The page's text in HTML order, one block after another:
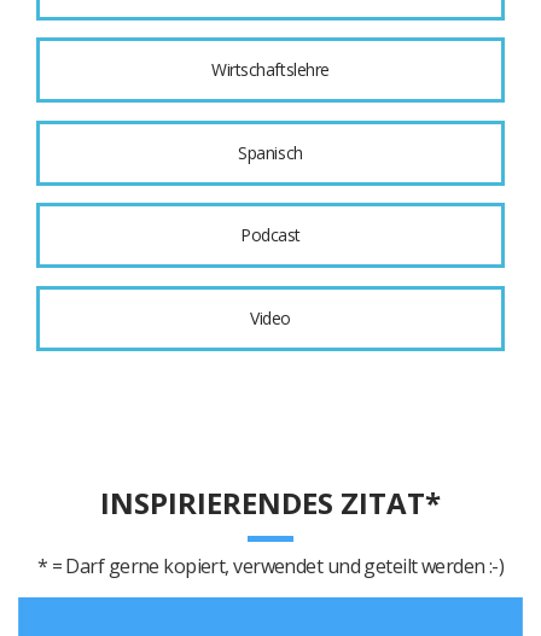
Wirtschaftslehre
Spanisch
Podcast
Video
INSPIRIERENDES ZITAT*
* = Darf gerne kopiert, verwendet und geteilt werden :-)